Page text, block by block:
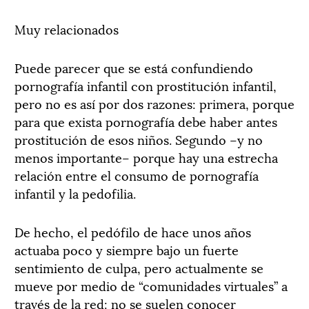
Muy relacionados
Puede parecer que se está confundiendo
pornografía infantil con prostitución infantil,
pero no es así por dos razones: primera, porque
para que exista pornografía debe haber antes
prostitución de esos niños. Segundo –y no
menos importante– porque hay una estrecha
relación entre el consumo de pornografía
infantil y la pedofilia.
De hecho, el pedófilo de hace unos años
actuaba poco y siempre bajo un fuerte
sentimiento de culpa, pero actualmente se
mueve por medio de “comunidades virtuales” a
través de la red: no se suelen conocer